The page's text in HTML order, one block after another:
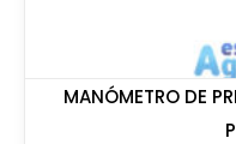
MANÓMETRO DE